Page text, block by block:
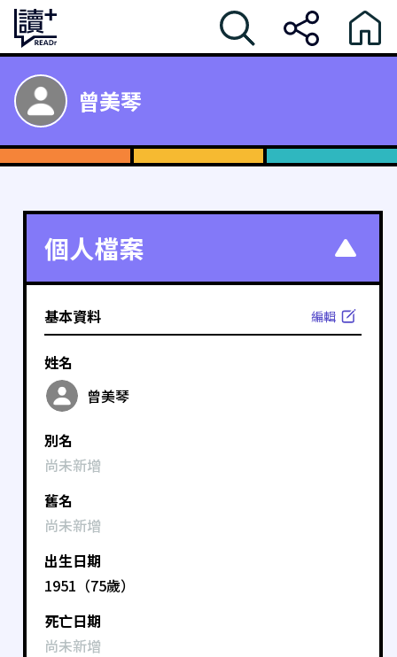
曾美琴
個人檔案
基本資料 編輯
姓名
曾美琴
別名
尚未新增
舊名
尚未新增
出生日期
1951（75歲）
死亡日期
尚未新增